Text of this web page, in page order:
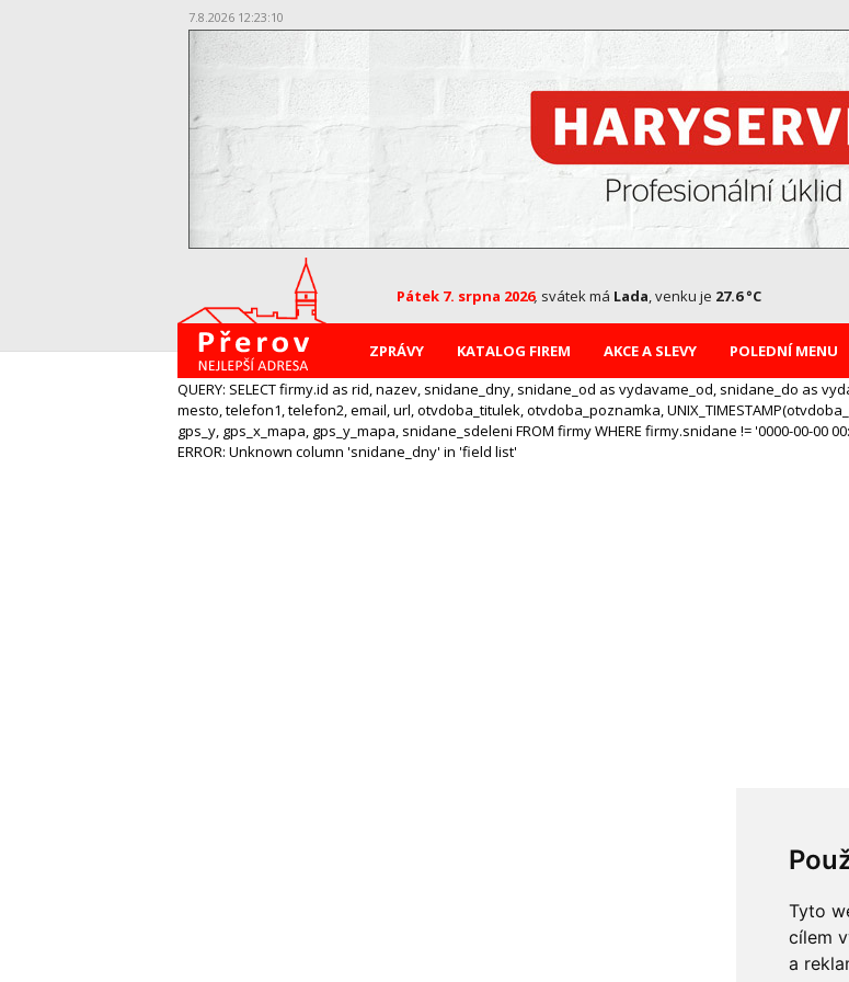
Tyto
cílem
a
7.8.2026 12:23:11
Pátek 7. srpna 2026, svátek má Lada, venku je 27.6 °C
ZPRÁVY KATALOG FIREM AKCE A SLEVY POLEDNÍ MENU
QUERY: SELECT firmy.id as rid, nazev, snidane_dny, snidane_od as vydavame_od, snidane_do as
mesto, telefon1, telefon2, email, url, otvdoba_titulek, otvdoba_poznamka,
gps_y, gps_x_mapa, gps_y_mapa, snidane_sdeleni FROM firmy WHERE firmy.snidane != '0000-00-00
ERROR: Unknown column 'snidane_dny' in 'field list'